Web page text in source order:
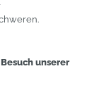
unserer